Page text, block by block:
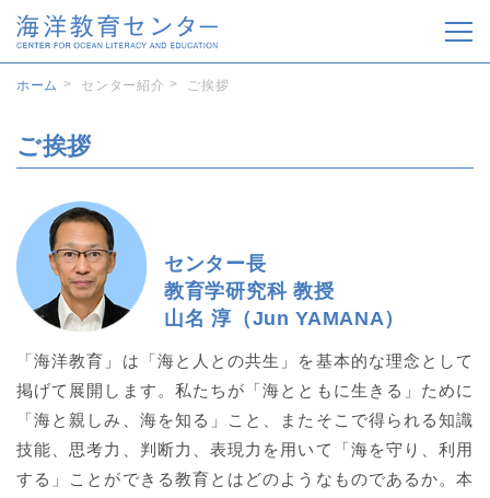
センター紹介
カリキュラム
ENGLISH
ホーム センター紹介 ご挨拶
ご挨拶
センター長
教育学研究科 教授
山名 淳（Jun YAMANA）
「海洋教育」は「海と人との共生」を基本的な理念として
掲げて展開します。私たちが「海とともに生きる」ために
「海と親しみ、海を知る」こと、またそこで得られる知識
技能、思考力、判断力、表現力を用いて「海を守り、利用
する」ことができる教育とはどのようなものであるか。本